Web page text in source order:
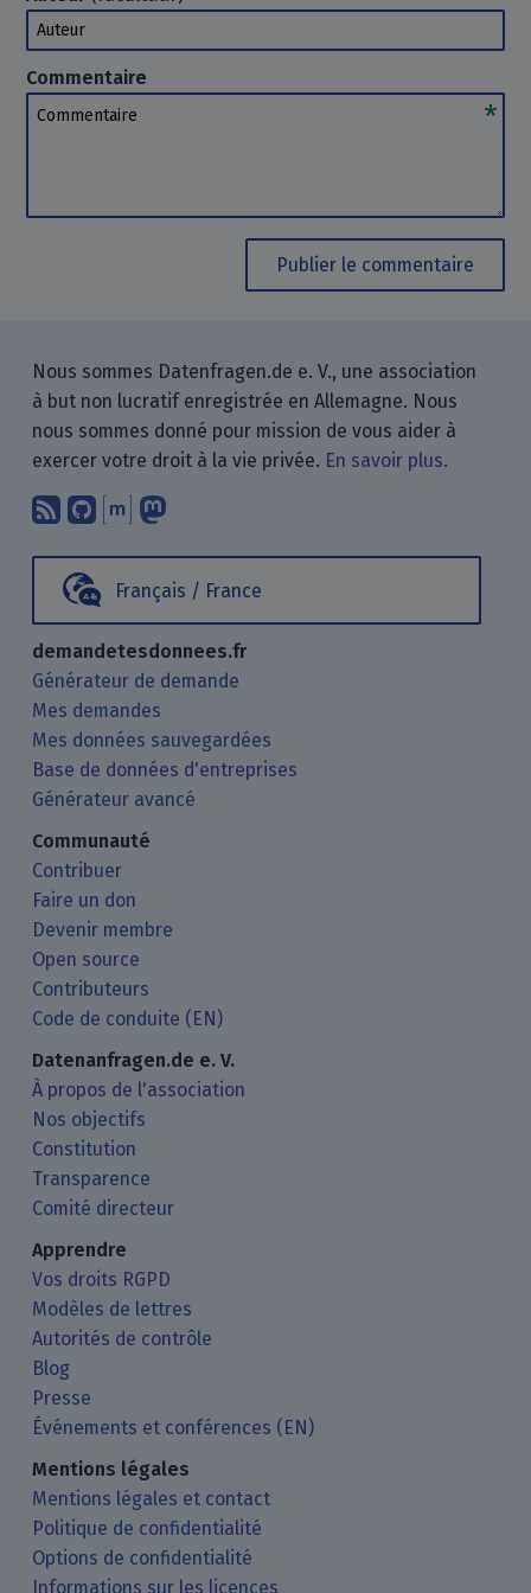
Auteur
Commentaire
Commentaire
Publier le commentaire
Nous sommes Datenfragen.de e. V., une association
à but non lucratif enregistrée en Allemagne. Nous
nous sommes donné pour mission de vous aider à
exercer votre droit à la vie privée. En savoir plus.
Abonnez-vous à notre blog en
Nous trouver sur GitHub.
Échanger avec nous via Matrix.
Français / France
demandetesdonnees.fr
Générateur de demande
Mes demandes
Mes données sauvegardées
Base de données d'entreprises
Générateur avancé
Communauté
Contribuer
Faire un don
Devenir membre
Open source
Contributeurs
Code de conduite (EN)
Datenanfragen.de e. V.
À propos de l'association
Nos objectifs
Constitution
Transparence
Comité directeur
Apprendre
Vos droits RGPD
Modèles de lettres
Autorités de contrôle
Blog
Presse
Événements et conférences (EN)
Mentions légales
Mentions légales et contact
Politique de confidentialité
Options de confidentialité
Informations sur les licences